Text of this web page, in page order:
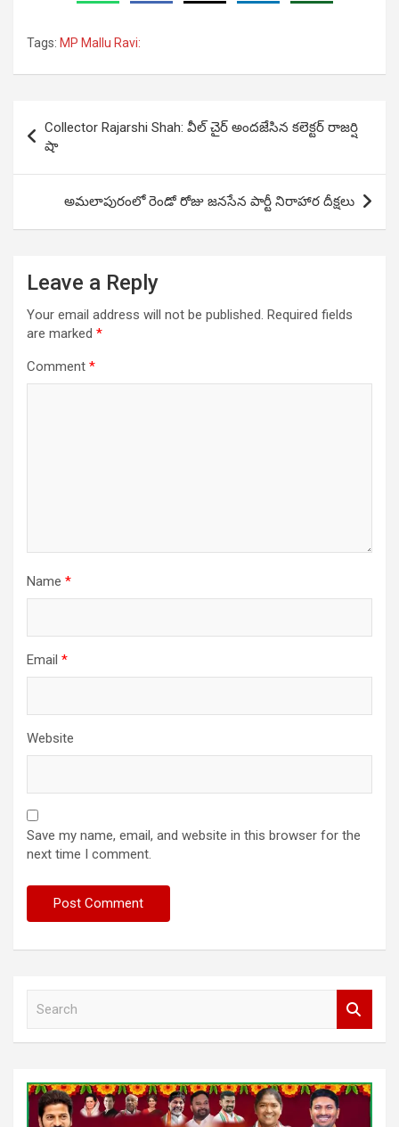
Tags: MP Mallu Ravi:
navigation
Collector Rajarshi Shah: వీల్ చైర్ అంద‌జేసిన క‌లెక్ట‌ర్ రాజర్షి
షా
అమలాపురంలో రెండో రోజు జనసేన పార్టీ నిరాహార దీక్షలు
Leave a Reply
Your email address will not be published. Required fields
are marked *
Comment *
Name *
Email *
Website
Save my name, email, and website in this browser for the
next time I comment.
h